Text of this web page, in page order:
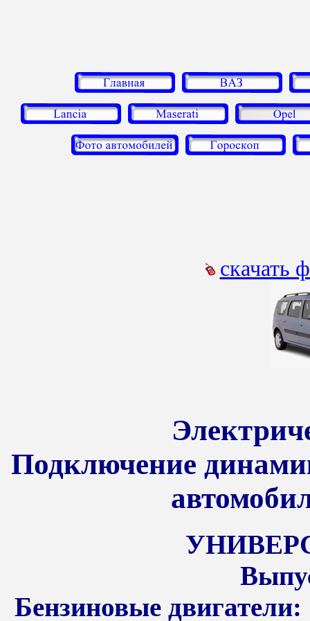
скачать
Подключение
Бензиновые